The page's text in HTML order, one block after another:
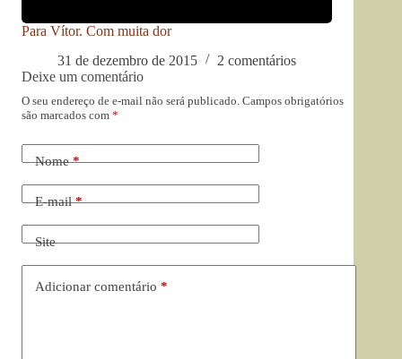
Para Vítor. Com muita dor
31 de dezembro de 2015
2 comentários
Deixe um comentário
O seu endereço de e-mail não será publicado. Campos obrigatórios
são marcados com *
Nome*
E-mail*
Site
Adicionar comentário *